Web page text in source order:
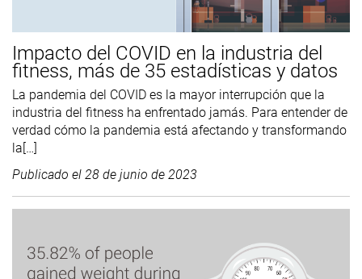
Impacto del COVID en la industria del
fitness, más de 35 estadísticas y datos
La pandemia del COVID es la mayor interrupción que la
industria del fitness ha enfrentado jamás. Para entender de
verdad cómo la pandemia está afectando y transformando
la[…]
Publicado el 28 de junio de 2023